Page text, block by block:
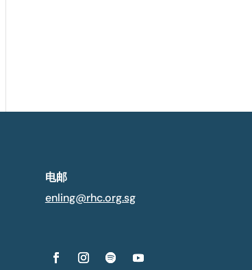
电邮
enling@rhc.org.sg